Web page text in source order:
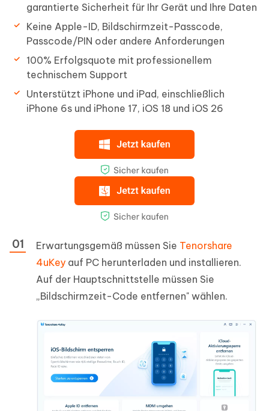
garantierte Sicherheit für Ihr Gerät und Ihre Daten
Keine Apple-ID, Bildschirmzeit-Passcode,
Passcode/PIN oder andere Anforderungen
100% Erfolgsquote mit professionellem
technischem Support
Unterstützt iPhone und iPad, einschließlich
iPhone 6s und iPhone 17, iOS 18 und iOS 26
Erwartungsgemäß müssen Sie Tenorshare
4uKey auf PC herunterladen und installieren.
Auf der Hauptschnittstelle müssen Sie
„Bildschirmzeit-Code entfernen" wählen.